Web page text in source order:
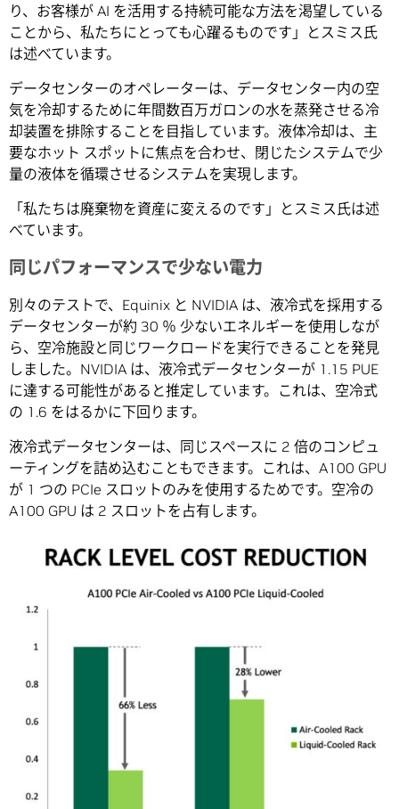
り、お客様が AI を活用する持続可能な方法を渇望している
ことから、私たちにとっても心躍るものです」とスミス氏
は述べています。
データセンターのオペレーターは、データセンター内の空
気を冷却するために年間数百万ガロンの水を蒸発させる冷
却装置を排除することを目指しています。液体冷却は、主
要なホット スポットに焦点を合わせ、閉じたシステムで少
量の液体を循環させるシステムを実現します。
「私たちは廃棄物を資産に変えるのです」とスミス氏は述
べています。
同じパフォーマンスで少ない電力
別々のテストで、Equinix と NVIDIA は、液冷式を採用する
データセンターが約 30 ％ 少ないエネルギーを使用しなが
ら、空冷施設と同じワークロードを実行できることを発見
しました。NVIDIA は、液冷式データセンターが 1.15 PUE
に達する可能性があると推定しています。これは、空冷式
の 1.6 をはるかに下回ります。
液冷式データセンターは、同じスペースに 2 倍のコンピュ
ーティングを詰め込むこともできます。これは、A100 GPU
が 1 つの PCIe スロットのみを使用するためです。空冷の
A100 GPU は 2 スロットを占有します。